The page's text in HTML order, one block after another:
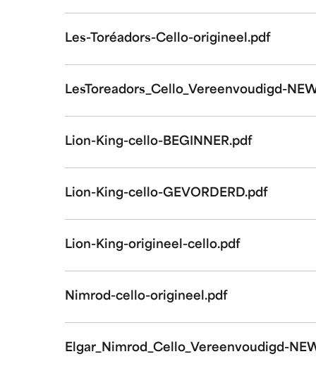
Les-Toréadors-Cello-origineel.pdf
LesToreadors_Cello_Vereenvoudigd-
Lion-King-cello-BEGINNER.pdf
Lion-King-cello-GEVORDERD.pdf
Lion-King-origineel-cello.pdf
Nimrod-cello-origineel.pdf
Elgar_Nimrod_Cello_Vereenvoudigd-